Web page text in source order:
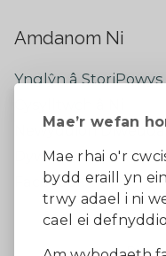
Mae’r wefan
Mae rhai o'r
bydd eraill yn
trwy adael i ni
cael ei defnyddio
Amdanom Ni
Ynglŷn â StoriPowys
Newyddion
Dywedwch eich barn
Facebook